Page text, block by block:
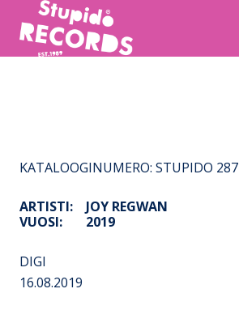
Stupido
Records
KATALOOGINUMERO: STUPIDO 287
ARTISTI:
JOY REGWAN
VUOSI:
2019
DIGI
16.08.2019